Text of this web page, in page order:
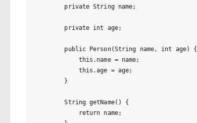
    private String name;
    private int age;
    public Person(String name, int age) {
        this.name = name;
        this.age = age;
    }
    String getName() {
        return name;